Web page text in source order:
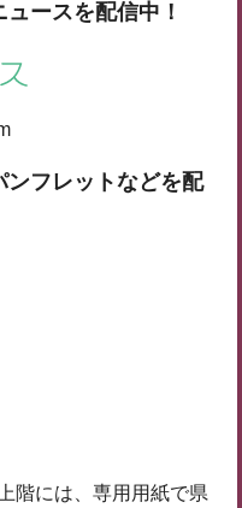
ースを配信中！
フレットなどを配
階には、専用用紙で県